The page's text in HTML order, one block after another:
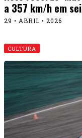
a 357 km/h em
29 • ABRIL • 2026
CULTURA